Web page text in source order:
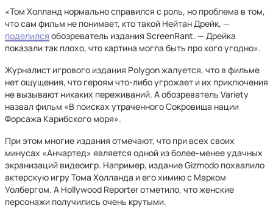
«Том Холланд нормально справился с роль, но проблема в том,
что сам фильм не понимает, кто такой Нейтан Дрейк, —
поделился обозреватель издания ScreenRant. — Дрейка
показали так плохо, что картина могла быть про кого угодно».
Журналист игрового издания Polygon жалуется, что в фильме
нет ощущения, что героям что-либо угрожает и их приключения
не вызывают никаких переживаний. А обозреватель Variety
назвал фильм «В поисках утраченного Сокровища нации
Форсажа Карибского моря».
При этом многие издания отмечают, что при всех своих
минусах «Анчартед» является одной из более-менее удачных
экранизаций видеоигр. Например, издание Gizmodo похвалило
актерскую игру Тома Холланда и его химию с Марком
Уолбергом. А Hollywood Reporter отметило, что женские
персонажи получились очень крутыми.